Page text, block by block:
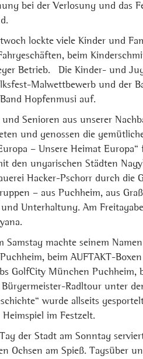
bei der Verlosung und das
lockte viele Kinder und
beim
Betrieb. Die Kinder- und
Malwettbewerb und der
Hopfenmusi auf.
Senioren aus unserer
und genossen die
– Unsere Heimat
den ungarischen Städten
Hacker-Pschorr durch die
– aus Puchheim, aus
Unterhaltung. Am
Samstag machte seinem
beim AUFTAKT-
GolfCity München
Radltour unter
wurde allseits
im Festzelt.
der Stadt am Sonntag
Ochsen am Spieß. Tagsüber